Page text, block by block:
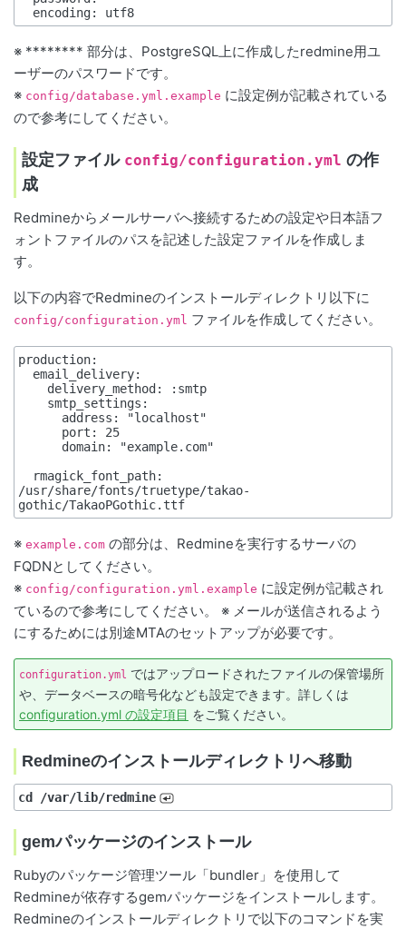
※ ******** 部分は、PostgreSQL上に作成したredmine用ユ
ーザーのパスワードです。
※ config/database.yml.example に設定例が記載されている
ので参考にしてください。
設定ファイル config/configuration.yml の作
成
Redmineからメールサーバへ接続するための設定や日本語フ
ォントファイルのパスを記述した設定ファイルを作成しま
す。
以下の内容でRedmineのインストールディレクトリ以下に
config/configuration.yml ファイルを作成してください。
production:
/usr/share/fonts/truetype/takao-
※ example.com の部分は、Redmineを実行するサーバの
FQDNとしてください。
※ config/configuration.yml.example に設定例が記載され
ているので参考にしてください。 ※ メールが送信されるよう
にするためには別途MTAのセットアップが必要です。
configuration.yml ではアップロードされたファイルの保管場所
や、データベースの暗号化なども設定できます。詳しくは
configuration.yml の設定項目 をご覧ください。
Redmineのインストールディレクトリへ移動
cd /var/lib/redmine
gemパッケージのインストール
Rubyのパッケージ管理ツール「bundler」を使用して
Redmineが依存するgemパッケージをインストールします。
Redmineのインストールディレクトリで以下のコマンドを実